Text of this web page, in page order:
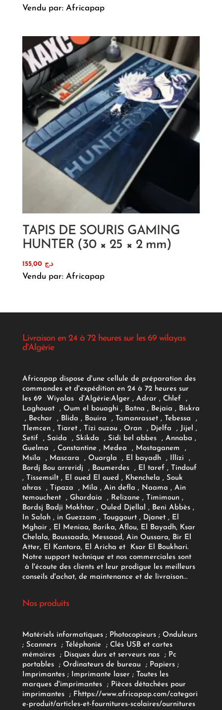
Vendu par: Africapap
TAPIS DE SOURIS GAMING
HUNTER (30 × 25 × 2 mm)
د.ج 155,00
Vendu par: Africapap
Livraison en 24 à 72 heures sur les 69 wilayas
d'Algérie
Africapap dispose d'une cellule de préparation des
commandes et d'expédition en 24 à 72 heures sur
les 69 Wiyalas d'Algérie:Alger , Adrar, Chlef ,
Laghouat , Oum el bouaghi , Batna , Bejaia , Biskra
, Bechar , Blida , Bouira , Tamanrasset , Tebessa ,
Tlemcen , Tiaret , Tizi ouzou , Oran , Djelfa , Jijel ,
Setif , Saida , Skikda , Sidi bel abbes , Annaba ,
Guelma , Constantine , Medea , Mostaganem ,
Msila , Mascara , Ouargla , El bayadh , Illizi ,
Bordj Bou arreridj , Boumerdes , El taref , Tindouf
, Tissemsilt , El oued El oued , Khenchela , Souk
ahras , Tipaza , Mila , Ain defla , Naama , Ain
temouchent , Ghardaia , Relizane , Timimoun ,
Bordsj Badji Mokhtar , Ouled Djellal , Beni Abbès ,
In Salah , in Guezzam , Touggourt , Djanet , El
Mghair , El Meniaa, Barika, Aflou, El Bayadh, Ksar
Chelala, Boussaada, Messaad, Ain Oussara, Bir El
Atter, El Kantara, El Aricha et Ksar El Boukhari.
Notre support technique et nos commerciales sont
à l'écoute des clients et leur prodigue les meilleurs
conseils d'achat, de maintenance et de livraison...
Nos produits
Matériels informatiques; Photocopieurs; Onduleurs
; Scanners ; Téléphonie ; Clés USB et cartes
mémoires
; Disques durs et serveurs nas ; Pc
portables
; Ordinateurs de bureau ; Papiers;
Imprimantes;Imprimante laser; Toutes les
marques d'imprimantes
; Pièces détachées pour
imprimantes
; Fhttps://www.africapap.com/categori
e-produit/articles-et-fournitures-scolaires/ournitures